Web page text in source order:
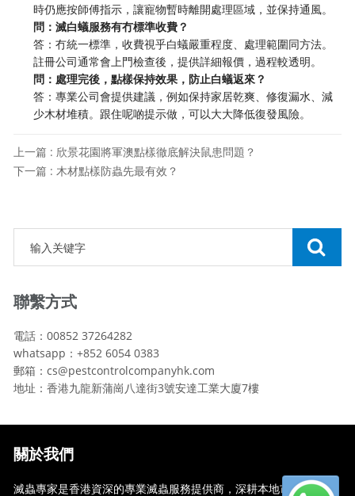
時仍應按師傅指示，讓寵物暫時離開處理區域，並保持通風。
問：滅白蟻服務有冇標準收費？
答：冇統一標準，收費視乎白蟻嚴重程度、處理範圍同方法。
註冊公司通常會上門檢查後，提供詳細報價，過程較透明。
問：處理完後，點樣保持效果，防止白蟻返來？
答：專業公司會提供建議，例如保持家居乾爽、修復漏水、減
少木材堆積。跟住呢啲提示做，可以大大降低復發風險。
上一篇 : 欣景花園將軍澳點樣徹底解決鼠患問題？
下一篇 : 木材點樣防蟲先最有效？
聯繫方式
電話：00852 37264282
whatsapp：+852 6054 0383
郵箱：cs@pestcontrolcompanyhk.com
地址：香港九龍新蒲崗八達街3號安達工業大廈7樓
關於我們
滅蟲專家是香港資深的專業滅蟲服務提供商，深耕本地市場多年，